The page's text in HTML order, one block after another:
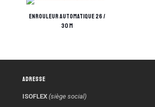
Enrouleur automatique 26 /
30 M
Adresse
ISOFLEX (siège social)